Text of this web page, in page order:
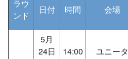
ラウ
ンド
日付 時間 会場
5月
24日
14:00 ユニータ